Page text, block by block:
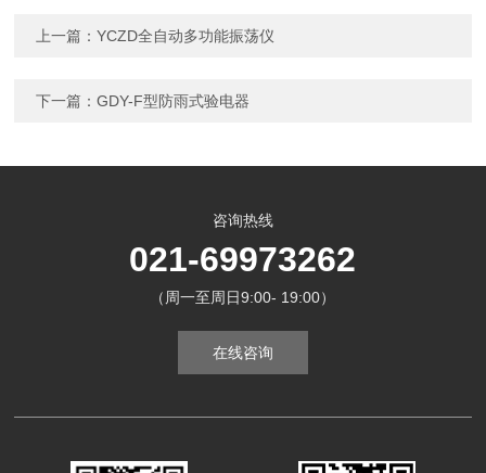
上一篇：YCZD全自动多功能振荡仪
下一篇：GDY-F型防雨式验电器
咨询热线
021-69973262
（周一至周日9:00- 19:00）
在线咨询